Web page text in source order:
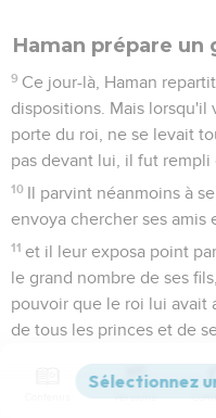
Haman prépare
9 Ce jour-là, Haman
dispositions. Mais lorsqu'il
porte du roi, ne se levait
pas devant lui, il fut rempli
10 Il parvint néanmoins à
envoya chercher ses amis
11 et il leur exposa point
le grand nombre de ses
pouvoir que le roi lui avait
de tous les princes et de
Il ajouta : « Je suis
admis avec le roi au
Versions